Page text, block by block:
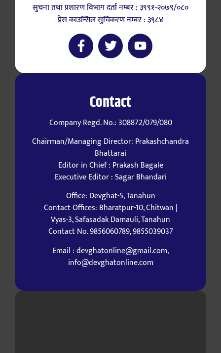
सुचना तथा प्रशारण विभाग दर्ता नम्बर : ३९९१-२०७९/०८०
प्रेस काउन्सिल सुचिकरण नम्बर : ३९८४
Contact
Company Regd. No.: 308872/079/080
Chairman/Managing Director: Prakashchandra
Bhattarai
Editor in Chief : Prakash Bagale
Executive Editor : Sagar Bhandari
Office: Devghat-5, Tanahun
Contact Offices: Bharatpur-10, Chitwan |
Vyas-3, Safasadak Damauli, Tanahun
Contact No. 9856060789, 9855039037
Email : devghatonline@gmail.com,
info@devghatonline.com